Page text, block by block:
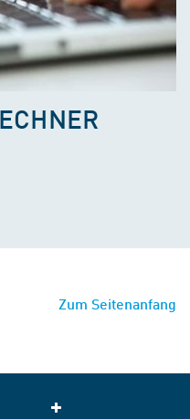
Zum Seitenanfang